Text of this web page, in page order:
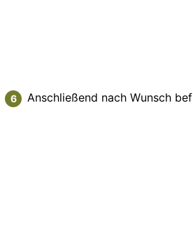
Anschließend nach Wunsch